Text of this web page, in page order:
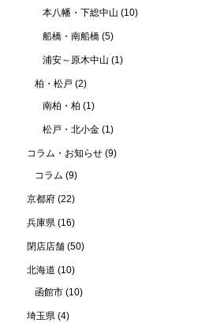
本八幡・下総中山 (10)
船橋・南船橋 (5)
浦安～原木中山 (1)
柏・松戸 (2)
南柏・柏 (1)
松戸・北小金 (1)
コラム・お知らせ (9)
コラム (9)
京都府 (22)
兵庫県 (16)
閉店店舗 (50)
北海道 (10)
函館市 (10)
埼玉県 (4)